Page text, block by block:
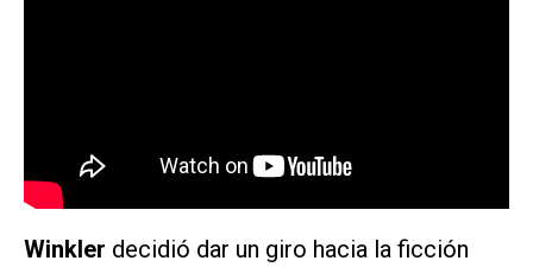
Winkler decidió dar un giro hacia la ficción